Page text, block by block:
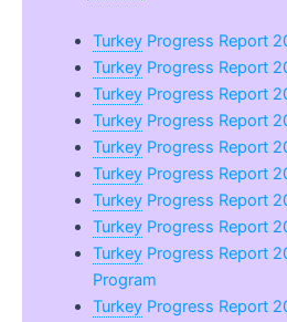
Turkey Progress Report
Turkey Progress Report
Turkey Progress Report
Turkey Progress Report
Turkey Progress Report
Turkey Progress Report
Turkey Progress Report
Turkey Progress Report
Turkey Progress Report
Program
Turkey Progress Report